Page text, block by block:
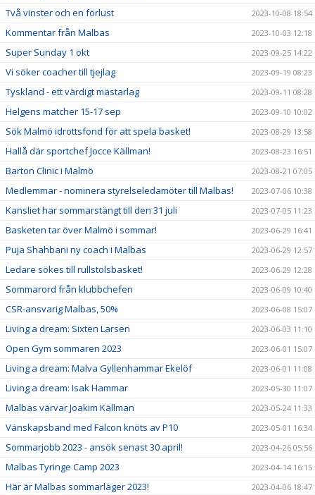
Två vinster och en förlust 2023-10-08 18:54
Kommentar från Malbas 2023-10-03 12:18
Super Sunday 1 okt 2023-09-25 14:22
Vi söker coacher till tjejlag 2023-09-19 08:23
Tyskland - ett värdigt mästarlag 2023-09-11 08:28
Helgens matcher 15-17 sep 2023-09-10 10:02
Sök Malmö idrottsfond för att spela basket! 2023-08-29 13:58
Hallå där sportchef Jocce Källman! 2023-08-23 16:51
Barton Clinic i Malmö 2023-08-21 07:05
Medlemmar - nominera styrelseledamöter till Malbas! 2023-07-06 10:38
Kansliet har sommarstängt till den 31 juli 2023-07-05 11:23
Basketen tar över Malmö i sommar! 2023-06-29 16:41
Puja Shahbani ny coach i Malbas 2023-06-29 12:57
Ledare sökes till rullstolsbasket! 2023-06-29 12:28
Sommarord från klubbchefen 2023-06-09 10:40
CSR-ansvarig Malbas, 50% 2023-06-08 15:07
Living a dream: Sixten Larsen 2023-06-03 11:10
Open Gym sommaren 2023 2023-06-01 15:07
Living a dream: Malva Gyllenhammar Ekelöf 2023-06-01 11:08
Living a dream: Isak Hammar 2023-05-30 11:07
Malbas värvar Joakim Källman 2023-05-24 11:33
Vänskapsband med Falcon knöts av P10 2023-05-01 16:34
Sommarjobb 2023 - ansök senast 30 april! 2023-04-26 05:56
Malbas Tyringe Camp 2023 2023-04-14 16:15
Här är Malbas sommarläger 2023! 2023-04-06 18:47